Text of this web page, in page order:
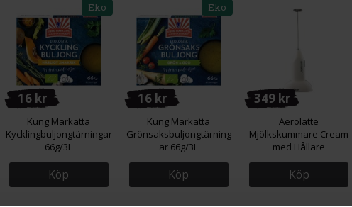
16 kr
Eko
Kung Markatta
Kycklingbuljongtärningar
66g/3L
Köp
16 kr
Eko
Kung Markatta
Grönsaksbuljongtärning
ar 66g/3L
Köp
349 kr
Aerolatte
Mjölkskummare Cream
med Hållare
Köp